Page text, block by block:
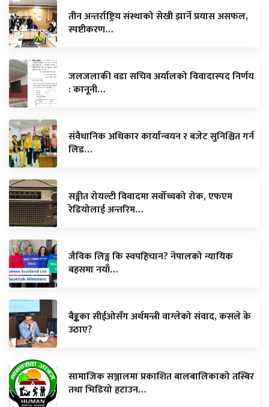
तीन अन्तर्राष्ट्रिय संस्थाको सेखी झार्ने प्रयास असफल,
स्पष्टीकरण…
जलजलाकी वडा सचिव अर्यालको विवादास्पद निर्णय
: कानूनी…
संवैधानिक अधिकार कार्यान्वयन र बजेट सुनिश्चित गर्न
लिड…
सङ्गीत रोयल्टी विवादमा सर्वोच्चको रोक, एफएम
रेडियोलाई अन्तरिम…
जैविक लिङ्ग कि स्वपहिचान? नेपालको न्यायिक
बहसमा नयाँ…
बैङ्कका सीईओसँग अर्थमन्त्री वाग्लेको संवाद, कसले के
उठाए?
सामाजिक सञ्जालमा प्रकाशित बालबालिकाको तस्बिर
तथा भिडियो हटाउन…